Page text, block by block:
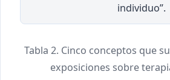
individuo”.
Tabla 2. Cinco conceptos que
exposiciones sobre